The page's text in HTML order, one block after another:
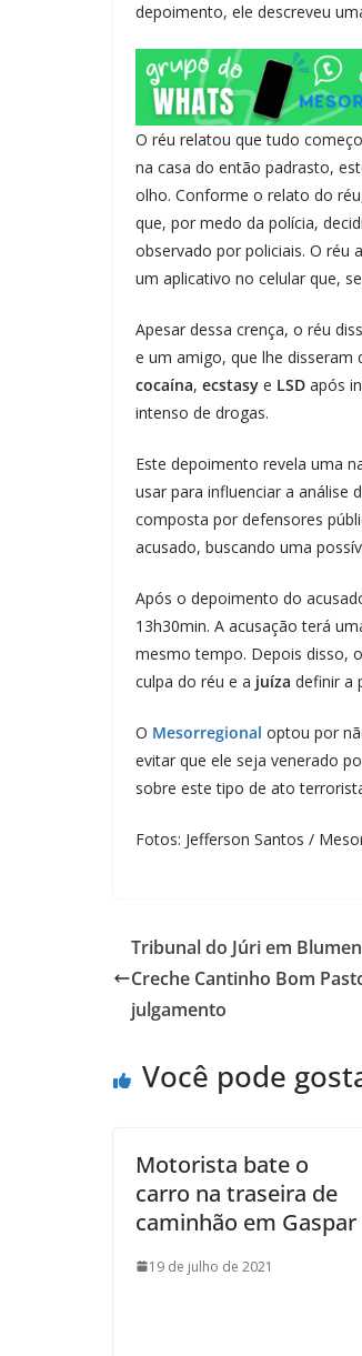
depoimento, ele descreveu
O réu relatou que tudo
na casa do então padrasto,
olho. Conforme o relato do
que, por medo da polícia,
observado por policiais. O réu
um aplicativo no celular que,
Apesar dessa crença, o réu
e um amigo, que lhe disseram
cocaína, ecstasy e LSD após
intenso de drogas.
Este depoimento revela uma
usar para influenciar a análise
composta por defensores
acusado, buscando uma
Após o depoimento do
13h30min. A acusação terá
mesmo tempo. Depois disso,
culpa do réu e a juíza definir a
O Mesorregional optou por
evitar que ele seja venerado
sobre este tipo de ato
Fotos: Jefferson Santos /
Tribunal do Júri em
Creche Cantinho Bom
julgamento
Você pode
Motorista bate o
carro na traseira de
caminhão em Gaspar
19 de julho de 2021